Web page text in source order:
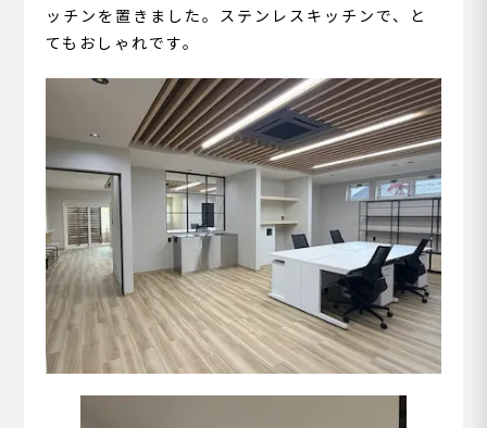
ッチンを置きました。ステンレスキッチンで、と
てもおしゃれです。